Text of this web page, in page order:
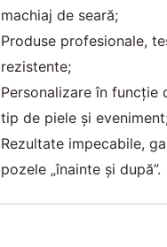
machiaj de seară;
Produse profesionale,
rezistente;
Personalizare în funcție
tip de piele și
Rezultate impecabile,
pozele „înainte și după”.